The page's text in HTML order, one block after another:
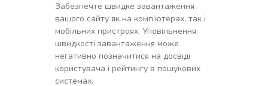
Забезпечте швидке завантаження
вашого сайту як на комп’ютерах, так і
мобільних пристроях. Уповільнення
швидкості завантаження може
негативно позначитися на досвіді
користувача і рейтингу в пошукових
системах.